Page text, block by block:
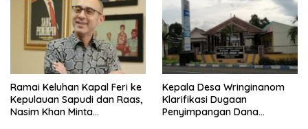
Ramai Keluhan Kapal Feri ke
Kepulauan Sapudi dan Raas,
Nasim Khan Minta
Kepala Desa Wringinanom
Klarifikasi Dugaan
Penyimpangan Dana